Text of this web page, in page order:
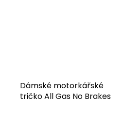
Dámské motorkářské
tričko All Gas No Brakes